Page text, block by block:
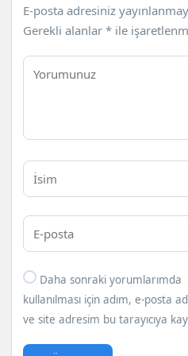
edilmelidir.
E-posta adresiniz
Gerekli alanlar* ile
Daha sonraki yorumlarımda
kullanılması için adım, e-posta
ve site adresim bu tarayıcıya